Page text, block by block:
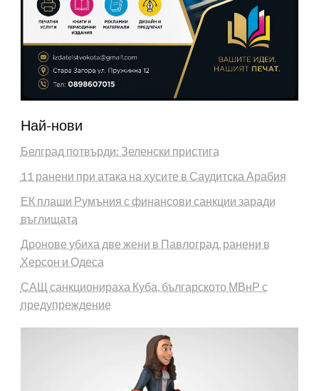
Най-нови
Белград потвърди: Зеленски пристига
11 ранени при атака на хусите в Саудитска Арабия
ЕК плаши Румъния с финансови санкции заради
въглищата
Дронове убиха две жени в Павлоград, ранени в
Херсон и Одеса
САЩ санкционираха Куба, българското МВнР с
предупреждение